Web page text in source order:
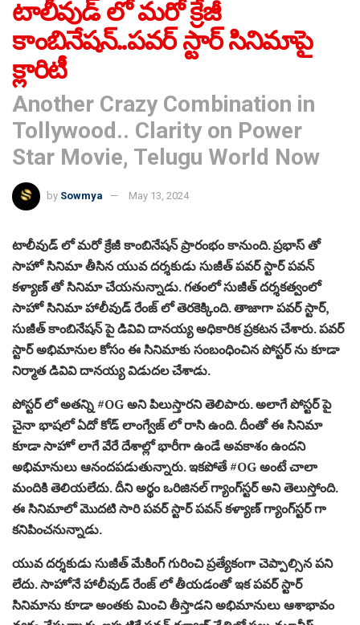
టాలీవుడ్ లో మరో క్రేజీ
కాంబినేషన్..పవర్ స్టార్ సినిమాపై
క్లారిటీ
Another Crazy Combination in
Tollywood.. Clarity on Power
Star Movie, Telugu World Now
by Sowmya May 13, 2024
టాలీవుడ్ లో మరో క్రేజీ కాంబినేషన్ ప్రారంభం కానుంది. ప్రభాస్ తో
సాహో సినిమా తీసిన యువ దర్శకుడు సుజీత్ పవర్ స్టార్ పవన్
కళ్యాణ్ తో సినిమా చేయనున్నాడు. గతంలో సుజీత్ దర్శకత్వంలో
సాహో సినిమా హాలీవుడ్ రేంజ్ లో తెరకెక్కింది. తాజాగా పవర్ స్టార్,
సుజీత్ కాంబినేషన్ పై డివివి దానయ్య అధికారిక ప్రకటన చేశారు. పవర్
స్టార్ అభిమానుల కోసం ఈ సినిమాకు సంబంధించిన పోస్టర్ ను కూడా
నిర్మాత డివివి దానయ్య విడుదల చేశాడు.
పోస్టర్ లో అతన్ని #OG అని పిలుస్తారని తెలిపారు. అలాగే పోస్టర్ పై
చైనా భాషలో ఏదో కోడ్ లాంగ్వేజ్ లో రాసి ఉంది. దీంతో ఈ సినిమా
కూడా సాహో లాగే వేరే దేశాల్లో భారీగా ఉండే అవకాశం ఉందని
అభిమానులు ఆనందపడుతున్నారు. ఇకపోతే #OG అంటే చాలా
మందికి తెలియలేదు. దీని అర్థం ఒరిజినల్ గ్యాంగ్‌స్టర్ అని తెలుస్తోంది.
ఈ సినిమాలో మొదటి సారి పవర్ స్టార్ పవన్ కళ్యాణ్ గ్యాంగ్‌స్టర్ గా
కనిపించనున్నాడు.
యువ దర్శకుడు సుజీత్ మేకింగ్ గురించి ప్రత్యేకంగా చెప్పాల్సిన పని
లేదు. సాహోనే హాలీవుడ్ రేంజ్ లో తీయడంతో ఇక పవర్ స్టార్
సినిమాను కూడా అంతకు మించి తీస్తాడని అభిమానులు ఆశాభావం